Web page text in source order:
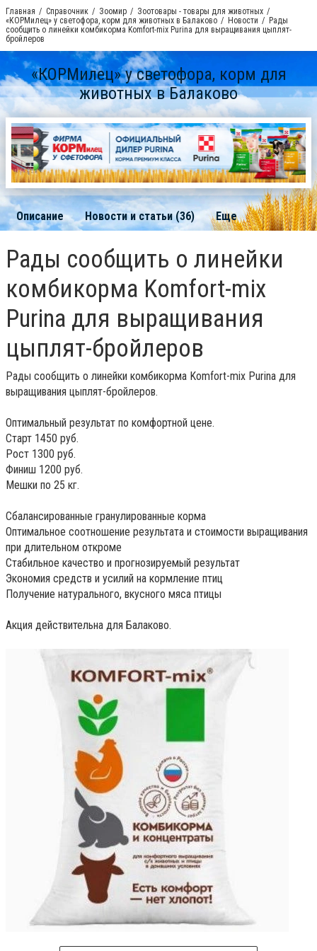
Главная Справочник Зоомир
Зоотовары - товары для животных
«КОРМилец» у светофора, корм для животных в Балаково
Новости
Рады
сообщить о линейки комбикорма Komfort-mix Purina для выращивания цыплят-
бройлеров
«КОРМилец» у светофора, корм для
животных в Балаково
Описание Новости и статьи (36) Еще
Рады сообщить о линейки
комбикорма Komfort-mix
Purina для выращивания
цыплят-бройлеров
Рады сообщить о линейки комбикорма Komfort-mix Purina для
выращивания цыплят-бройлеров.
Оптимальный результат по комфортной цене.
Старт 1450 руб.
Рост 1300 руб.
Финиш 1200 руб.
Мешки по 25 кг.
Сбалансированные гранулированные корма
Оптимальное соотношение результата и стоимости выращивания
при длительном откроме
Стабильное качество и прогнозируемый результат
Экономия средств и усилий на кормление птиц
Получение натурального, вкусного мяса птицы
Акция действительна для Балаково.